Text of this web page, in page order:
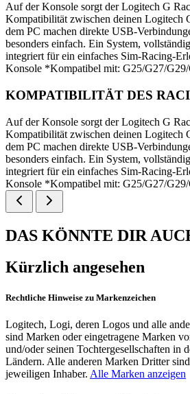
Auf der Konsole sorgt der Logitech G
Kompatibilität zwischen deinen Logitech
dem PC machen direkte USB-
besonders einfach. Ein System,
integriert für ein einfaches Sim-Racing-
Konsole *Kompatibel mit: G25/G27/
KOMPATIBILITÄT DES
Auf der Konsole sorgt der Logitech G
Kompatibilität zwischen deinen Logitech
dem PC machen direkte USB-
besonders einfach. Ein System,
integriert für ein einfaches Sim-Racing-
Konsole *Kompatibel mit: G25/G27/
DAS KÖNNTE DIR
Kürzlich angesehen
Rechtliche Hinweise zu Markenzeichen
Logitech, Logi, deren Logos und alle
sind Marken oder eingetragene Marken
und/oder seinen Tochtergesellschaften in
Ländern. Alle anderen Marken Dritter
jeweiligen Inhaber. Alle Marken anzeigen